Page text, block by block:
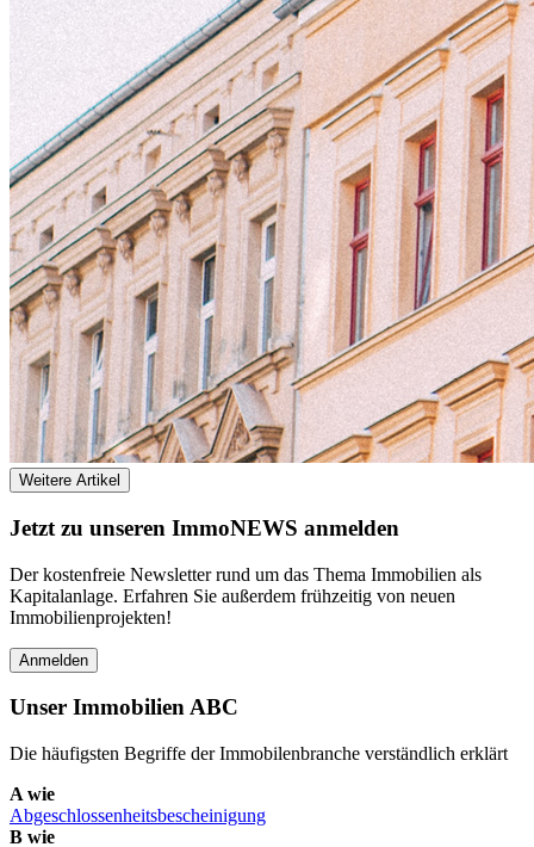
Weitere Artikel
Jetzt zu unseren ImmoNEWS anmelden
Der kostenfreie Newsletter rund um das Thema Immobilien als
Kapitalanlage. Erfahren Sie außerdem frühzeitig von neuen
Immobilienprojekten!
Anmelden
Unser Immobilien ABC
Die häufigsten Begriffe der Immobilenbranche verständlich erklärt
A wie
Abgeschlossenheits­bescheinigung
B wie